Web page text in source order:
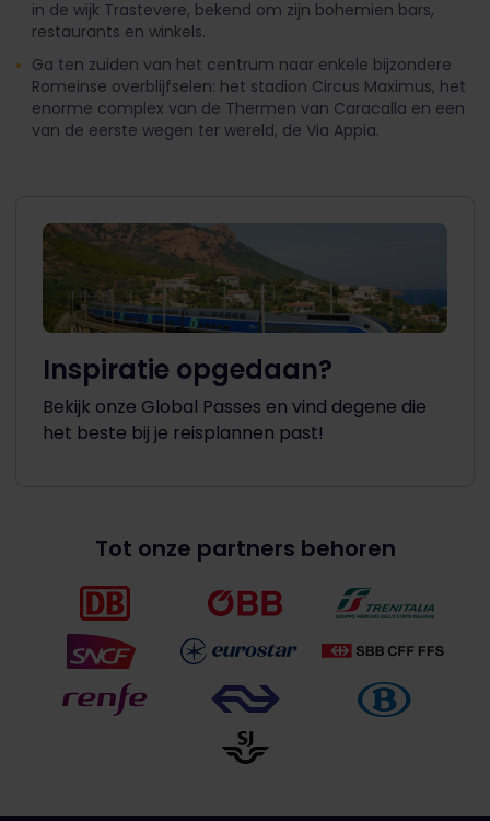
in de wijk Trastevere, bekend om zijn bohemien bars,
restaurants en winkels.
Ga ten zuiden van het centrum naar enkele bijzondere
Romeinse overblijfselen: het stadion Circus Maximus, het
enorme complex van de Thermen van Caracalla en een
van de eerste wegen ter wereld, de Via Appia.
Inspiratie opgedaan?
Bekijk onze Global Passes en vind degene die
het beste bij je reisplannen past!
Tot onze partners behoren